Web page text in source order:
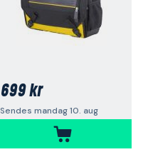
699 kr
Sendes mandag 10. aug